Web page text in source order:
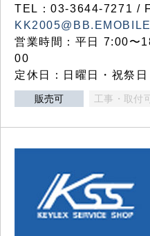
TEL：03‐3644‐7271 /
営業時間：平日 7:00〜
00
定休日：日曜日・祝祭日
販売可 工事・取付